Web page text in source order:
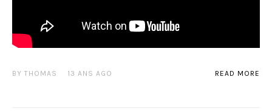
BYTHOMAS 13 ANS AGO READ MORE